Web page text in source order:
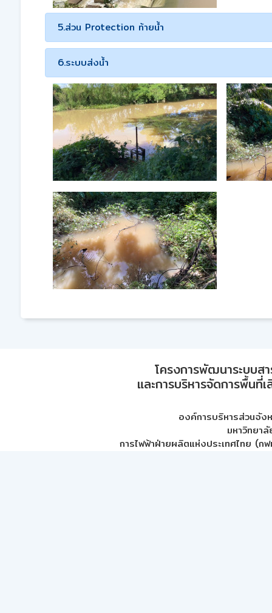
5.ส่วน Protection ท้ายน้ำ
6.ระบบส่งน้ำ
โครงการพัฒนาระบบส
และการบริหารจัดการพื้นที่
องค์การบริหารส่วนจัง
มหาวิทยา
การไฟฟ้าฝ่ายผลิตแห่งประเทศไทย (กฟ